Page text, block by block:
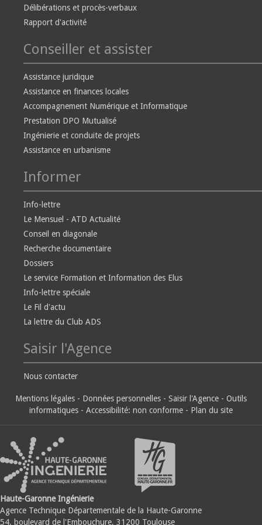
Délibérations et procès-verbaux
Rapport d'activité
Conseiller et assister
Assistance juridique
Assistance en finances locales
Accompagnement Numérique et Informatique
Prestation DPO Mutualisé
Ingénierie et conduite de projets
Assistance en urbanisme
Informer
Info-lettre
Le Mensuel - ATD Actualité
Conseil en diagonale
Recherche documentaire
Dossiers
Le service Formation et Information des Elus
Info-lettre spéciale
Le Fil d'actu
La lettre du Club ADS
Saisir l'Agence
Nous contacter
Mentions légales - Données personnelles - Saisir l'Agence - Outils
informatiques - Accessibilité: non conforme - Plan du site
Haute-Garonne Ingénierie
Agence Technique Départementale de la Haute-Garonne
54, boulevard de l'Embouchure, 31200 Toulouse